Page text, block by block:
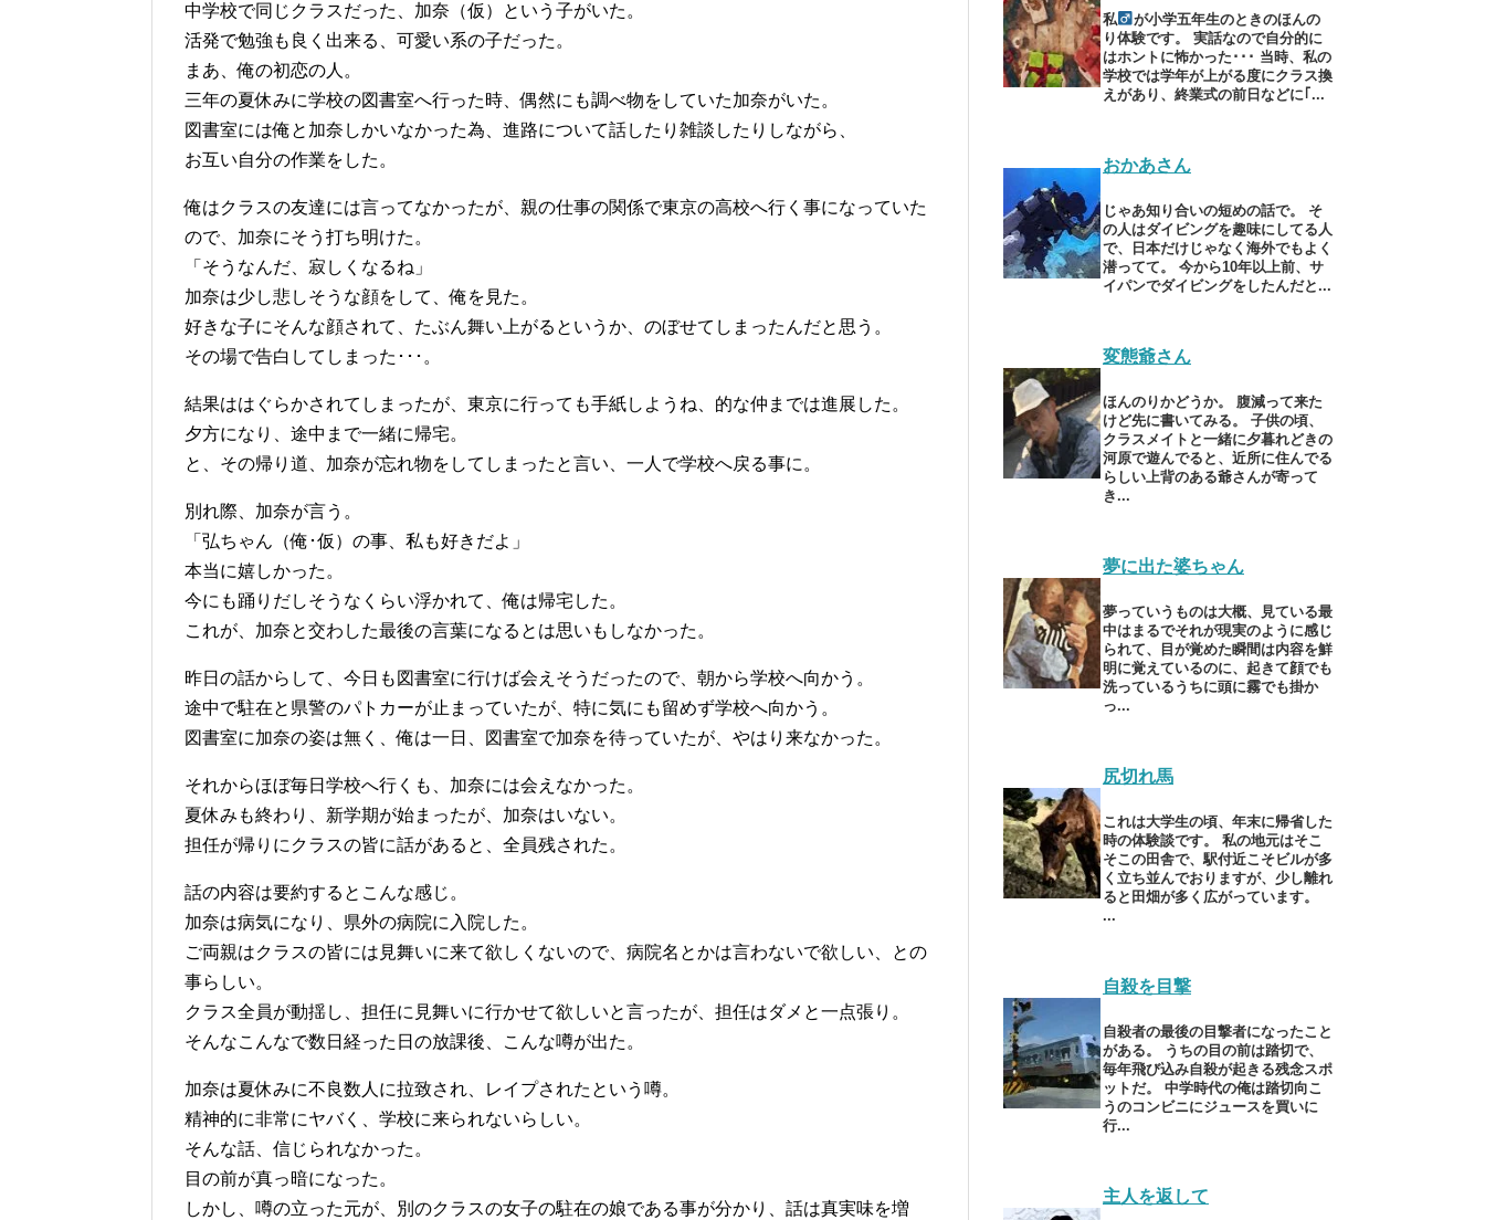
中学校で同じクラスだった、加奈（仮）という子がいた。
活発で勉強も良く出来る、可愛い系の子だった。
まあ、俺の初恋の人。
三年の夏休みに学校の図書室へ行った時、偶然にも調べ物をしていた加奈がいた。
図書室には俺と加奈しかいなかった為、進路について話したり雑談したりしながら、
お互い自分の作業をした。
俺はクラスの友達には言ってなかったが、親の仕事の関係で東京の高校へ行く事になっていた
ので、加奈にそう打ち明けた。
「そうなんだ、寂しくなるね」
加奈は少し悲しそうな顔をして、俺を見た。
好きな子にそんな顔されて、たぶん舞い上がるというか、のぼせてしまったんだと思う。
その場で告白してしまった･･･。
結果ははぐらかされてしまったが、東京に行っても手紙しようね、的な仲までは進展した。
夕方になり、途中まで一緒に帰宅。
と、その帰り道、加奈が忘れ物をしてしまったと言い、一人で学校へ戻る事に。
別れ際、加奈が言う。
「弘ちゃん（俺･仮）の事、私も好きだよ」
本当に嬉しかった。
今にも踊りだしそうなくらい浮かれて、俺は帰宅した。
これが、加奈と交わした最後の言葉になるとは思いもしなかった。
昨日の話からして、今日も図書室に行けば会えそうだったので、朝から学校へ向かう。
途中で駐在と県警のパトカーが止まっていたが、特に気にも留めず学校へ向かう。
図書室に加奈の姿は無く、俺は一日、図書室で加奈を待っていたが、やはり来なかった。
それからほぼ毎日学校へ行くも、加奈には会えなかった。
夏休みも終わり、新学期が始まったが、加奈はいない。
担任が帰りにクラスの皆に話があると、全員残された。
話の内容は要約するとこんな感じ。
加奈は病気になり、県外の病院に入院した。
ご両親はクラスの皆には見舞いに来て欲しくないので、病院名とかは言わないで欲しい、との
事らしい。
クラス全員が動揺し、担任に見舞いに行かせて欲しいと言ったが、担任はダメと一点張り。
そんなこんなで数日経った日の放課後、こんな噂が出た。
加奈は夏休みに不良数人に拉致され、レイプされたという噂。
精神的に非常にヤバく、学校に来られないらしい。
そんな話、信じられなかった。
目の前が真っ暗になった。
しかし、噂の立った元が、別のクラスの女子の駐在の娘である事が分かり、話は真実味を増
私
が小学五年生のときのほんの
り体験です。 実話なので自分的に
はホントに怖かった･･･ 当時、私の
学校では学年が上がる度にクラス換
えがあり、終業式の前日などに｢...
おかあさん
じゃあ知り合いの短めの話で。 そ
の人はダイビングを趣味にしてる人
で、日本だけじゃなく海外でもよく
潜ってて。 今から10年以上前、サ
イパンでダイビングをしたんだと...
変態爺さん
ほんのりかどうか。 腹減って来た
けど先に書いてみる。 子供の頃、
クラスメイトと一緒に夕暮れどきの
河原で遊んでると、近所に住んでる
らしい上背のある爺さんが寄って
き...
夢に出た婆ちゃん
夢っていうものは大概、見ている最
中はまるでそれが現実のように感じ
られて、目が覚めた瞬間は内容を鮮
明に覚えているのに、起きて顔でも
洗っているうちに頭に霧でも掛か
っ...
尻切れ馬
これは大学生の頃、年末に帰省した
時の体験談です。 私の地元はそこ
そこの田舎で、駅付近こそビルが多
く立ち並んでおりますが、少し離れ
ると田畑が多く広がっています。
...
自殺を目撃
自殺者の最後の目撃者になったこと
がある。 うちの目の前は踏切で、
毎年飛び込み自殺が起きる残念スポ
ットだ。 中学時代の俺は踏切向こ
うのコンビニにジュースを買いに
行...
主人を返して